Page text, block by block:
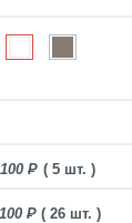
( 5 шт. )
( 26 шт. )